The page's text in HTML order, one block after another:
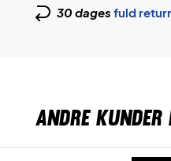
30 dages fuld
ANDRE